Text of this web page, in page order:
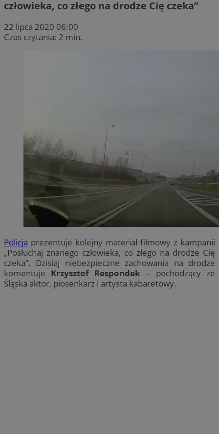
człowieka, co złego na drodze Cię czeka”
22 lipca 2020 06:00
Czas czytania: 2 min.
Policja prezentuje kolejny materiał filmowy z kampanii
„Posłuchaj znanego człowieka, co złego na drodze Cię
czeka”. Dzisiaj niebezpieczne zachowania na drodze
komentuje Krzysztof Respondek – pochodzący ze
Śląska aktor, piosenkarz i artysta kabaretowy.